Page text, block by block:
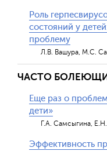
Роль
состояний у
проблему
Л.В. Вашура, М.С.
ЧАСТО
Еще раз о
дети»
Г.А. Самсыгина,
Эффективность